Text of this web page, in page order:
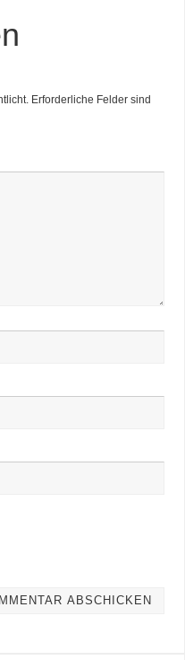
Erforderliche Felder sind